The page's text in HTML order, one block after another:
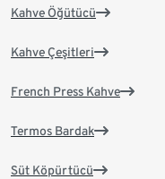
Kahve Öğütücü
Kahve Çeşitleri
French Press Kahve
Termos Bardak
Süt Köpürtücü